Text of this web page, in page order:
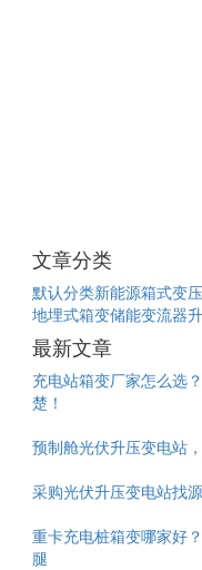
文章分类
默认分类新能源箱式变
地埋式箱变储能变流器
最新文章
充电站箱变厂家怎么选
楚！
预制舱光伏升压变电站
采购光伏升压变电站找
重卡充电桩箱变哪家好
腿